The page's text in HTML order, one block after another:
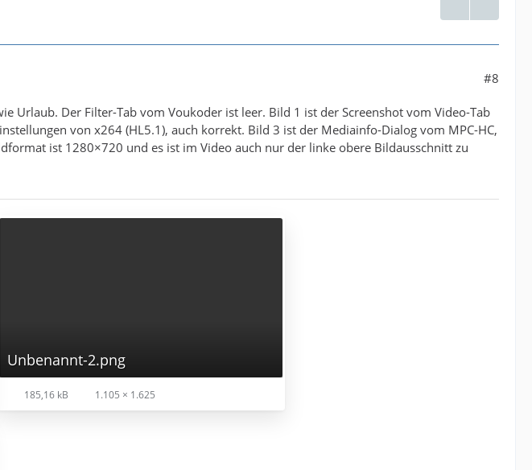
#8
Urlaub. Der Filter-Tab vom Voukoder ist leer. Bild 1 ist der Screenshot vom Video-Tab
von x264 (HL5.1), auch korrekt. Bild 3 ist der Mediainfo-Dialog vom MPC-HC,
ist 1280×720 und es ist im Video auch nur der linke obere Bildausschnitt zu
Unbenannt-2.png
185,16 kB 1.105 × 1.625